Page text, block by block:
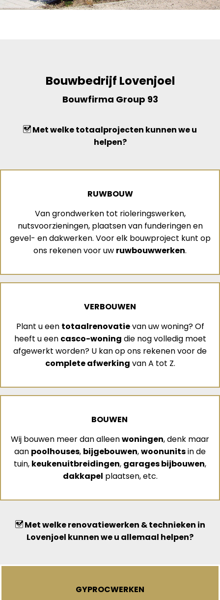
Bouwbedrijf Lovenjoel
Bouwfirma Group 93
Met welke totaalprojecten kunnen we u
helpen?
RUWBOUW
Van grondwerken tot rioleringswerken,
nutsvoorzieningen, plaatsen van funderingen en
gevel- en dakwerken. Voor elk bouwproject kunt op
ons rekenen voor uw ruwbouwwerken.
VERBOUWEN
Plant u een totaalrenovatievan uw woning? Of
heeft u een casco-woning die nog volledig moet
afgewerkt worden? U kan op ons rekenen voor de
complete afwerking van A tot Z.
BOUWEN
Wij bouwen meer dan alleenwoningen, denk maar
aan poolhouses, bijgebouwen,woonunitsin de
tuin, keukenuitbreidingen, garages bijbouwen,
dakkapel plaatsen, etc.
Met welke renovatiewerken & technieken in
Lovenjoel kunnen we u allemaal helpen?
GYPROCWERKEN